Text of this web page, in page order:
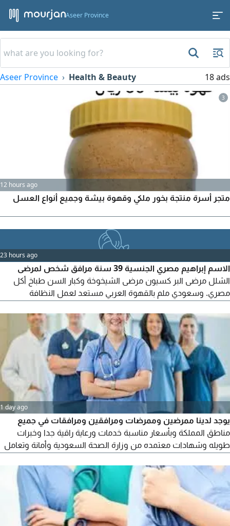
Aseer Province
Aseer Province Health & Beauty 18 ads
3
12 hours ago
متجر أسرة منتجة بخور ملكي وقهوة بيشة وجميع أنواع العسل
23 hours ago
الاسم إبراهيم مصري الجنسية 39 سنة مرافق شخص لمرضى
الشلل مرضى البر كسيون مرضى الشيخوخة وكبار السن طباخ أكل
مصري. وسعودي ملم بالقهوة العربي مستعد لعمل النظافة
1 day ago
يوجد لدينا ممرضين وممرضات ومرافقين ومرافقات في جميع
مناطق المملكة وبأسعار مناسبة خدمات ورعاية راقية جدا وخبرات
طويله وشهادات معتمده من وزارة الصحة السعودية وأمانة وتعامل
خدمات الرعاية والتمريض